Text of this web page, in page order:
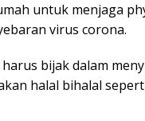
untuk menjaga
virus corona.
bijak dalam
halal bihalal